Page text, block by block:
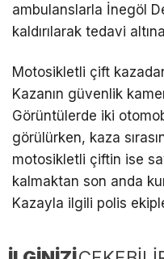
ambulanslarla İnegöl
kaldırılarak tedavi altına
Motosikletli çift
Kazanın güvenlik
Görüntülerde iki
görülürken, kaza
motosikletli çiftin ise
kalmaktan son anda
Kazayla ilgili polis